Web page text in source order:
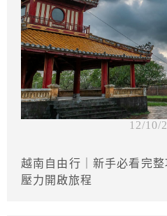
12/10/
越南自由行｜新手必看完
壓力開啟旅程